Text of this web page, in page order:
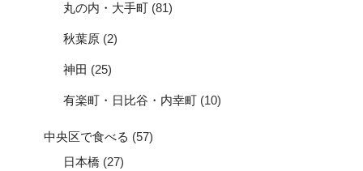
丸の内・大手町 (81)
秋葉原 (2)
神田 (25)
有楽町・日比谷・内幸町 (10)
中央区で食べる (57)
日本橋 (27)